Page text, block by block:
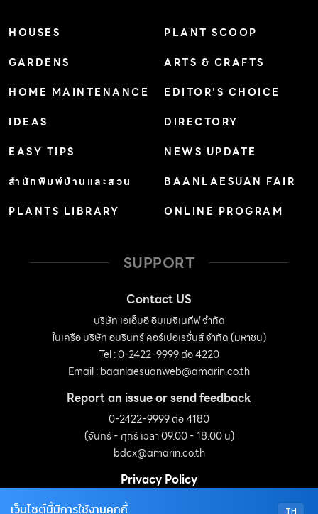
HOUSES
GARDENS
HOME MAINTENANCE
IDEAS
EASY TIPS
สำนักพิมพ์บ้านและสวน
PLANTS LIBRARY
PLANT SCOOP
ARTS & CRAFTS
EDITOR’S CHOICE
DIRECTORY
NEWS UPDATE
BAANLAESUAN FAIR
ONLINE PROGRAM
SUPPORT
Contact US
บริษัท เอเอ็มอี อิมเมจิเนทีฟ จำกัด
ในเครือ บริษัท อมรินทร์ คอร์เปอเรชั่นส์ จำกัด (มหาชน)
Tel : 0-2422-9999 ต่อ 4220
Email :baanlaesuanweb@amarin.co.th
Report an issue or send feedback
0-2422-9999 ต่อ 4180
(จันทร์ - ศุกร์ เวลา 09.00 - 18.00 น)
bdcx@amarin.co.th
Privacy Policy
TH
เว็บไซต์นี้มีการใช้งานคุกกี้